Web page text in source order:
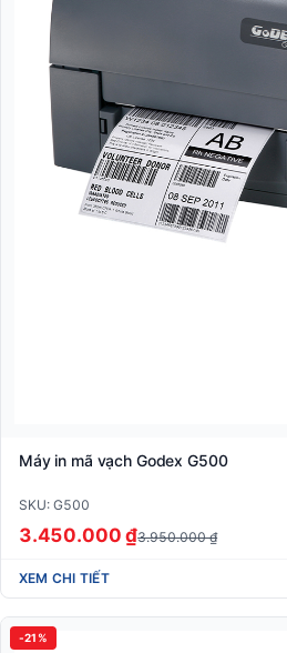
Máy in mã vạch Godex G500
SKU: G500
3.450.000 ₫3.950.000 ₫
XEM CHI TIẾT
-21%